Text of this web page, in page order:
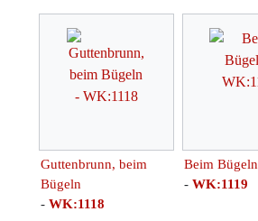
Guttenbrunn, beim
Bügeln
- WK:1118
Beim Bügeln
- WK:1119